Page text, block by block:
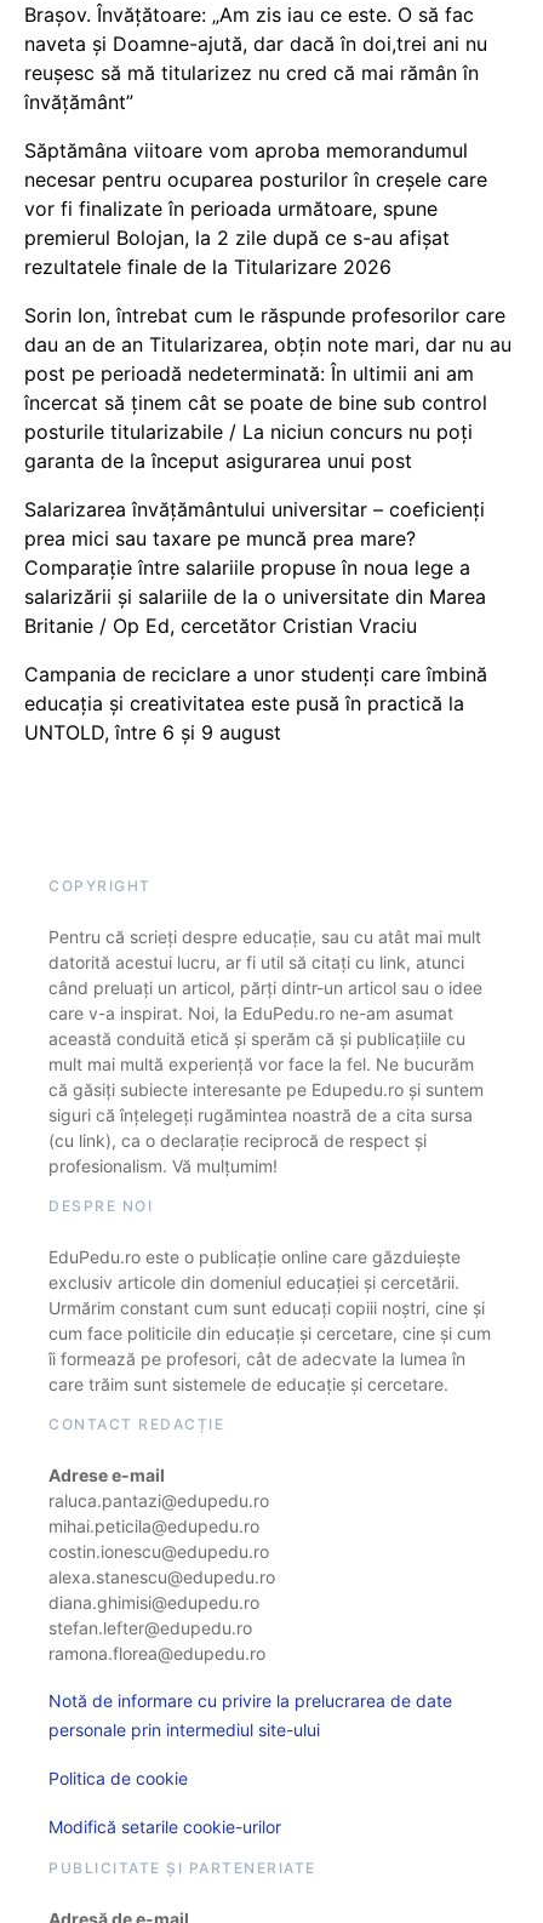
Brașov. Învățătoare: „Am zis iau ce este. O să fac
naveta și Doamne-ajută, dar dacă în doi,trei ani nu
reușesc să mă titularizez nu cred că mai rămân în
învățământ”
Săptămâna viitoare vom aproba memorandumul
necesar pentru ocuparea posturilor în creșele care
vor fi finalizate în perioada următoare, spune
premierul Bolojan, la 2 zile după ce s-au afișat
rezultatele finale de la Titularizare 2026
Sorin Ion, întrebat cum le răspunde profesorilor care
dau an de an Titularizarea, obțin note mari, dar nu au
post pe perioadă nedeterminată: În ultimii ani am
încercat să ținem cât se poate de bine sub control
posturile titularizabile / La niciun concurs nu poți
garanta de la început asigurarea unui post
Salarizarea învățământului universitar – coeficienți
prea mici sau taxare pe muncă prea mare?
Comparație între salariile propuse în noua lege a
salarizării și salariile de la o universitate din Marea
Britanie / Op Ed, cercetător Cristian Vraciu
Campania de reciclare a unor studenți care îmbină
educația și creativitatea este pusă în practică la
UNTOLD, între 6 și 9 august
COPYRIGHT
Pentru că scrieți despre educație, sau cu atât mai mult
datorită acestui lucru, ar fi util să citați cu link, atunci
când preluați un articol, părți dintr-un articol sau o idee
care v-a inspirat. Noi, la EduPedu.ro ne-am asumat
această conduită etică și sperăm că și publicațiile cu
mult mai multă experiență vor face la fel. Ne bucurăm
că găsiți subiecte interesante pe Edupedu.ro și suntem
siguri că înțelegeți rugămintea noastră de a cita sursa
(cu link), ca o declarație reciprocă de respect și
profesionalism. Vă mulțumim!
DESPRE NOI
EduPedu.ro este o publicație online care găzduiește
exclusiv articole din domeniul educației și cercetării.
Urmărim constant cum sunt educați copiii noștri, cine și
cum face politicile din educație și cercetare, cine și cum
îi formează pe profesori, cât de adecvate la lumea în
care trăim sunt sistemele de educație și cercetare.
CONTACT REDACȚIE
Adrese e-mail
raluca.pantazi@edupedu.ro
mihai.peticila@edupedu.ro
costin.ionescu@edupedu.ro
alexa.stanescu@edupedu.ro
diana.ghimisi@edupedu.ro
stefan.lefter@edupedu.ro
ramona.florea@edupedu.ro
Notă de informare cu privire la prelucrarea de date
personale prin intermediul site-ului
Politica de cookie
Modifică setarile cookie-urilor
PUBLICITATE ȘI PARTENERIATE
Adresă de e-mail